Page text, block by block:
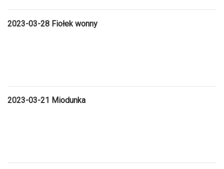
2023-03-28 Fiołek wonny
2023-03-21 Miodunka